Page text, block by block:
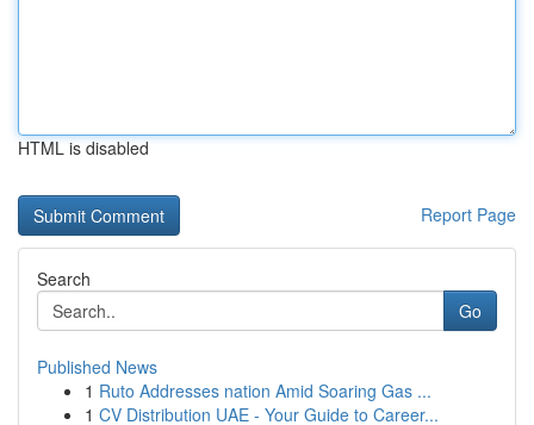
HTML is disabled
Report Page
Search
Go
Published News
1 Ruto Addresses nation Amid Soaring Gas ...
1 CV Distribution UAE - Your Guide to Career...